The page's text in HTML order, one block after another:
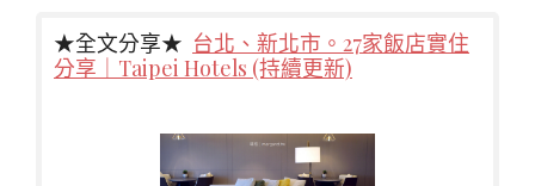
★全文分享★ 台北、新北市。27家飯店實住
分享｜Taipei Hotels (持續更新)